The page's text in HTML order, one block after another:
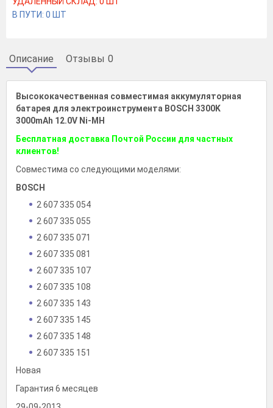
В ПУТИ: 0 ШТ
Описание Отзывы 0
Высококачественная совместимая аккумуляторная
батарея для электроинструмента BOSCH 3300K
3000mAh 12.0V Ni-MH
Бесплатная доставка Почтой России для частных
клиентов!
Совместима со следующими моделями:
BOSCH
2 607 335 054
2 607 335 055
2 607 335 071
2 607 335 081
2 607 335 107
2 607 335 108
2 607 335 143
2 607 335 145
2 607 335 148
2 607 335 151
2 607 335 172
2 607 335 185
2 607 335 243
Новая
Гарантия 6 месяцев